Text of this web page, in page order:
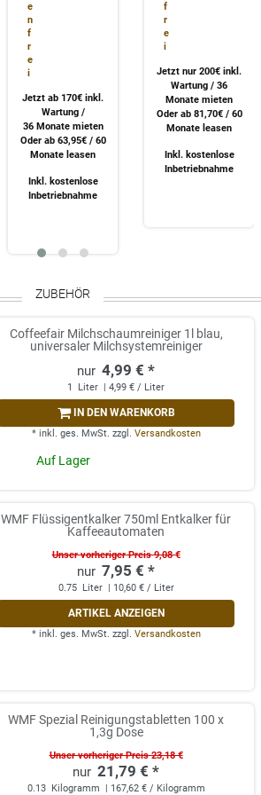
e
n
f
r
e
i
Jetzt ab 170€ inkl.
Wartung /
36 Monate mieten
Oder ab 63,95€ / 60
Monate leasen
Inkl. kostenlose
Inbetriebnahme
f
r
e
i
Jetzt nur 200€ inkl.
Wartung / 36
Monate mieten
Oder ab 81,70€ / 60
Monate leasen
Inkl. kostenlose
Inbetriebnahme
ZUBEHÖR
Coffeefair Milchschaumreiniger 1l blau,
universaler Milchsystemreiniger
4,99 € *
1 Liter | 4,99 € / Liter
IN DEN WARENKORB
* inkl. ges. MwSt. zzgl. Versandkosten
Auf Lager
WMF Flüssigentkalker 750ml Entkalker für
Kaffeeautomaten
Unser vorheriger Preis 9,08 €
7,95 € *
0.75 Liter | 10,60 € / Liter
ARTIKEL ANZEIGEN
* inkl. ges. MwSt. zzgl. Versandkosten
WMF Spezial Reinigungstabletten 100 x
1,3g Dose
Unser vorheriger Preis 23,18 €
21,79 € *
0.13 Kilogramm | 167,62 € / Kilogramm